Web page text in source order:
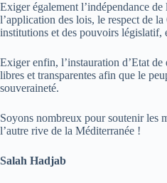
Exiger également l’indépendance
l’application des lois, le respect de
institutions et des pouvoirs législatif,
Exiger enfin, l’instauration d’Etat
libres et transparentes afin que le
souveraineté.
Soyons nombreux pour soutenir les
l’autre rive de la Méditerranée !
Salah Hadjab